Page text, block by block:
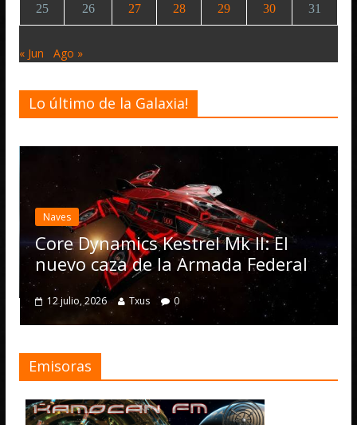
25 26 27 28 29 30 31
« Jun Ago »
Lo último de la Galaxia!
Dynamics Kestrel Mk II: El
caza de la Armada Federal
2026 Txus 0
Desarrollo
Elite
Emisoras